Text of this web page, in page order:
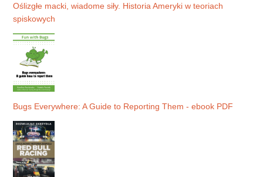
Oślizgłe macki, wiadome siły. Historia Ameryki w teoriach
spiskowych
Bugs Everywhere: A Guide to Reporting Them - ebook PDF